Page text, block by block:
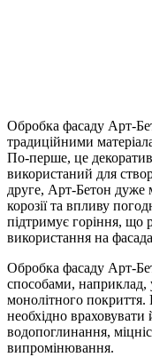
Обробка фасаду Арт-
традиційними
По-перше, це
використаний для
друге, Арт-Бетон дуже
корозії та впливу
підтримує горіння, що
використання на
Обробка фасаду Арт-
способами, наприклад,
монолітного
необхідно враховувати
водопоглинання,
випромінювання.